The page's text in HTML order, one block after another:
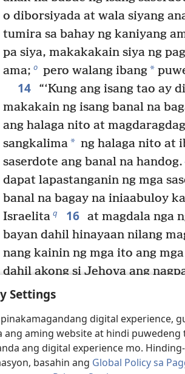
Settings
pinakamagandang digital experience,
ang aming website at hindi
ang digital experience mo.
basahin ang Global Policy sa
o diborsiyada at wala siyang
tumira sa bahay ng kaniyang
pa siya, makakakain siya ng
ama; o pero walang ibang*
14
“‘Kung ang isang tao ay
makakain ng isang banal na
ang halaga nito at
sangkalima* ng halaga nito at
saserdote ang banal na handog.
dapat lapastanganin ng mga
banal na bagay na iniaabuloy
Israelita q 16 at magdala nga
bayan dahil hinayaan nilang
nang kainin ng mga ito ang
dahil akong si Jehova ang
17 Sinabi pa ni Jehova kay
Israelita, ‘Kung ang isang
naninirahan sa Israel ay mag-
isang handog na sinusunog r